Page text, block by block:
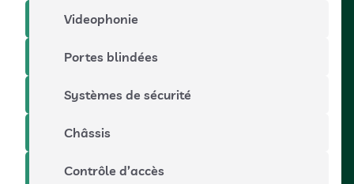
Videophonie
Portes blindées
Systèmes de sécurité
Châssis
Contrôle d’accès